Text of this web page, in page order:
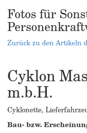
Fotos für
Zurück zu den Artikeln
Cyklon
m.b.H.
Cyklonette,
Bau- bzw.